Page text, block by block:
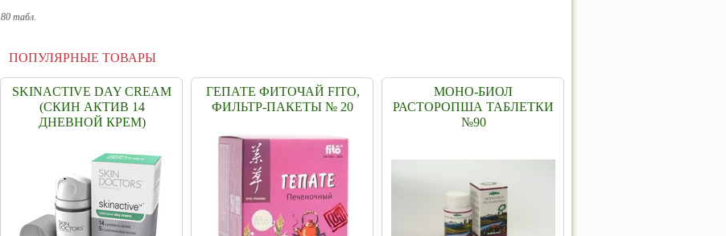
80 табл.
ПОПУЛЯРНЫЕ ТОВАРЫ
SKINACTIVE DAY CREAM
(СКИН АКТИВ 14
ДНЕВНОЙ КРЕМ)
ГЕПАТЕ ФИТОЧАЙ FITO,
ФИЛЬТР-ПАКЕТЫ № 20
МОНО-БИОЛ
РАСТОРОПША ТАБЛЕТКИ
№90